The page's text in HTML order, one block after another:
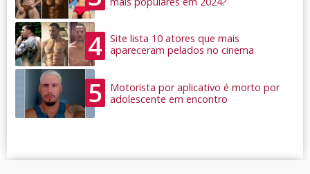
4
Site lista 10 atores que mais
apareceram pelados no cinema
5
Motorista por aplicativo é morto por
adolescente em encontro